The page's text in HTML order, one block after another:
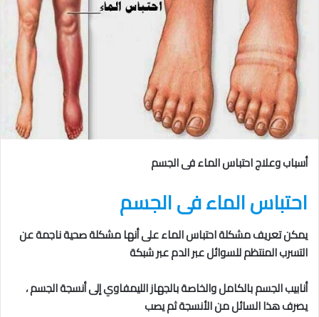
أسباب وعلاج احتباس الماء فى الجسم
احتباس الماء فى الجسم
يمكن تعريف مشكلة احتباس الماء على أنها مشكلة صحية ناجمة عن
التسرب المنتظم للسوائل عبر الدم عبر شبكة
أنابيب الجسم بالكاملوالخاصة بالجهاز الليمفاويإلى أنسجة الجسم،
يصرف هذا السائل من الأنسجة ثم يصب